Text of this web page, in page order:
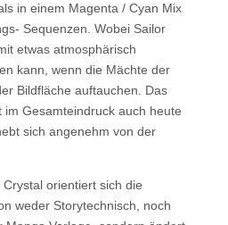
in einem Magenta / Cyan Mix
Sequenzen. Wobei Sailor
etwas atmosphärisch
kann, wenn die Mächte der
Bildfläche auftauchen. Das
im Gesamteindruck auch heute
sich angenehm von der
orientiert sich die
weder Storytechnisch, noch